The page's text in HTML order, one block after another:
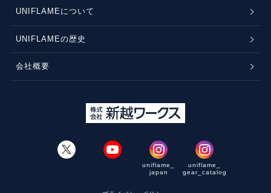
UNIFLAMEについて
UNIFLAMEの歴史
会社概要
uniflame_
japan
uniflame_
gear_catalog